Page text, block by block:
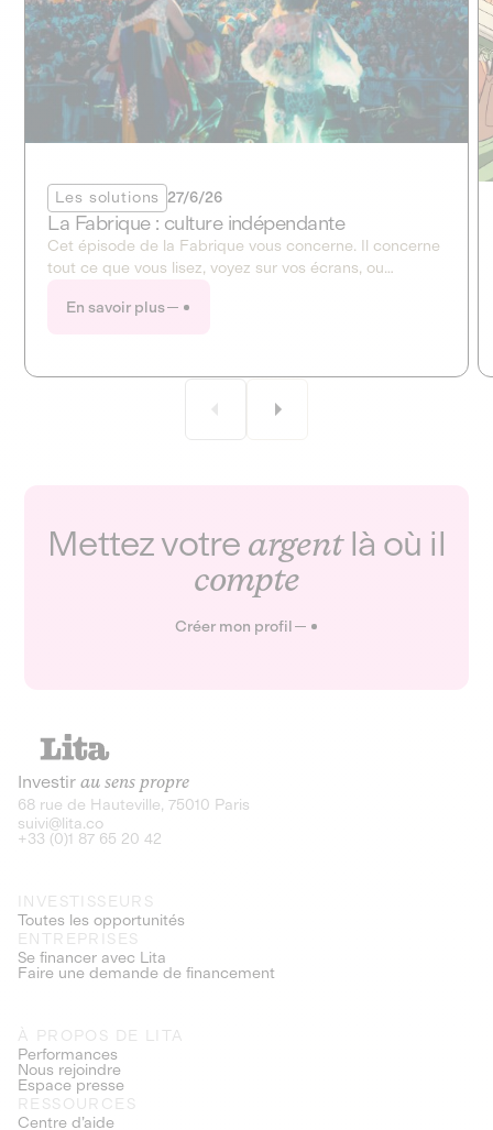
Les solutions 27/6/26
La Fabrique : culture indépendante
Cet épisode de la Fabrique vous concerne. Il concerne
tout ce que vous lisez, voyez sur vos écrans, ou
grand le dossier de la culture et des médias !
En savoir plus
Mettez votre argentlà où il
compte
Créer mon profil
Investir au sens propre
68 rue de Hauteville, 75010 Paris
suivi@lita.co
+33 (0)1 87 65 20 42
INVESTISSEURS
Toutes les opportunités
ENTREPRISES
Se financer avec Lita
Faire une demande de financement
À PROPOS DE LITA
Performances
Nous rejoindre
Espace presse
RESSOURCES
Centre d’aide